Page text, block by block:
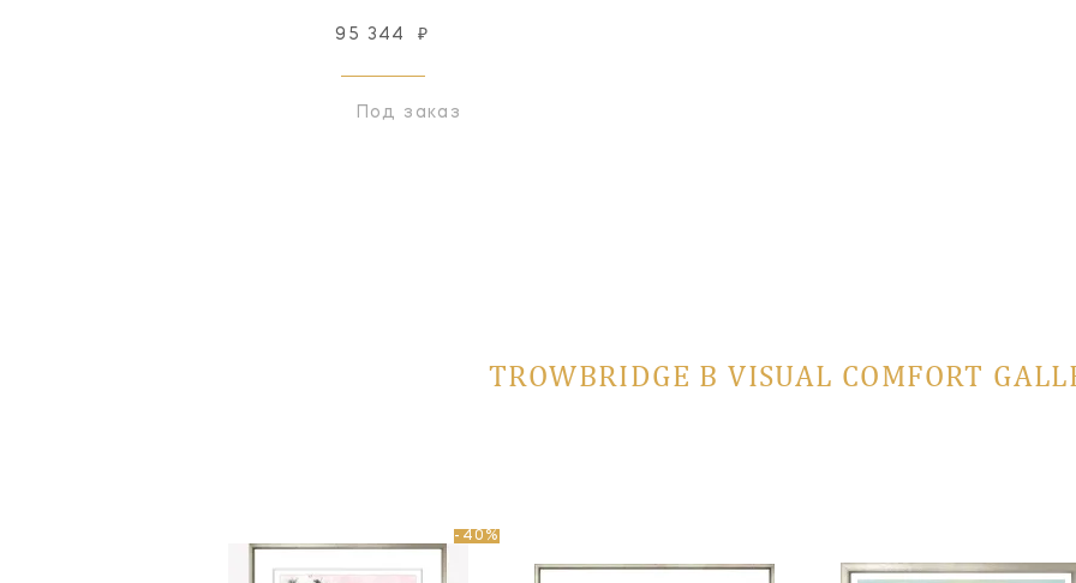
95 344 ₽
Под заказ
TROWBRIDGE В VISUAL COMFORT
-40%